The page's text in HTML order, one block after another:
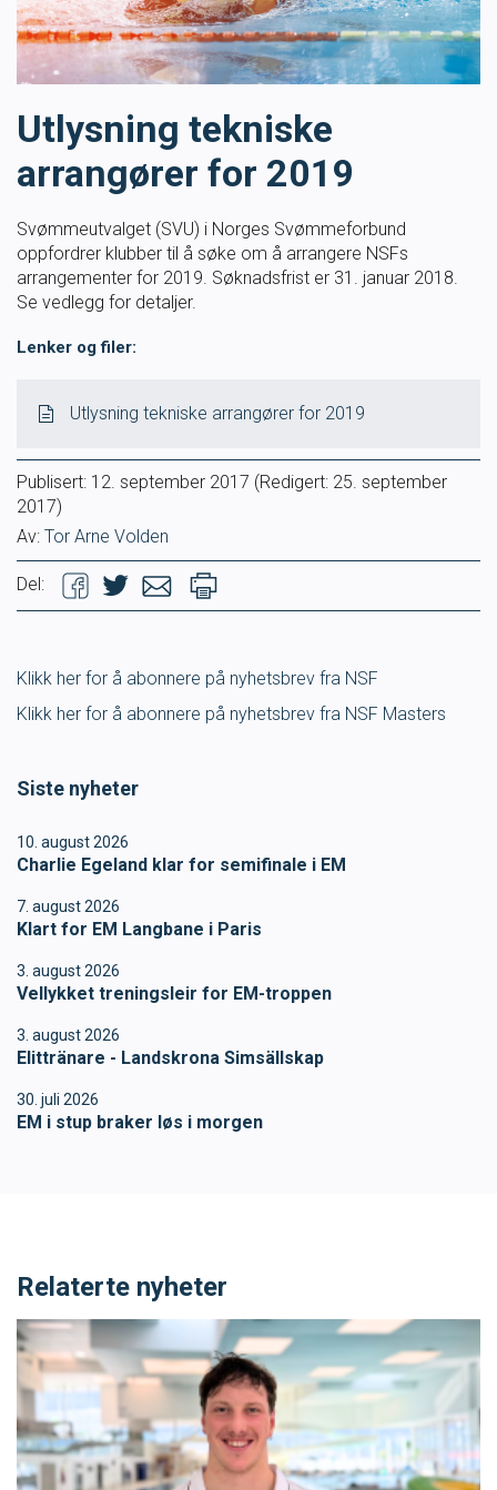
Masterclass
Klubbdrift
Klubbutvikling
Tips og råd for utøvere og trenere
Utdanning
Blogg
Barneidrett
Ungdomsidrett
Para svømmeidrett for alle
Skolesvømming
Svømmeanlegg
Ledige stillinger
IDRETTSBUTIKKEN
MEDLEY.NO
Utlysning tekniske
arrangører for 2019
Svømmeutvalget (SVU) i Norges Svømmeforbund
oppfordrer klubber til å søke om å arrangere NSFs
arrangementer for 2019. Søknadsfrist er 31. januar 2018.
Se vedlegg for detaljer.
Lenker og filer:
Utlysning tekniske arrangører for 2019
Publisert: 12. september 2017 (Redigert: 25. september
2017)
Av: Tor Arne Volden
Del:
Klikk her for å abonnere på nyhetsbrev fra NSF
Klikk her for å abonnere på nyhetsbrev fra NSF Masters
Siste nyheter
10. august 2026
Charlie Egeland klar for semifinale i EM
7. august 2026
Klart for EM Langbane i Paris
3. august 2026
Vellykket treningsleir for EM-troppen
3. august 2026
Elittränare - Landskrona Simsällskap
30. juli 2026
EM i stup braker løs i morgen
Relaterte nyheter